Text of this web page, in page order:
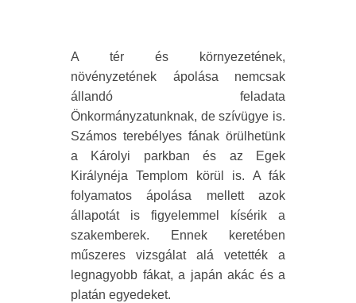
A tér és környezetének,
növényzetének ápolása nemcsak
állandó feladata
Önkormányzatunknak, de szívügye is.
Számos terebélyes fának örülhetünk
a Károlyi parkban és az Egek
Királynéja Templom körül is. A fák
folyamatos ápolása mellett azok
állapotát is figyelemmel kísérik a
szakemberek. Ennek keretében
műszeres vizsgálat alá vetették a
legnagyobb fákat, a japán akác és a
platán egyedeket.